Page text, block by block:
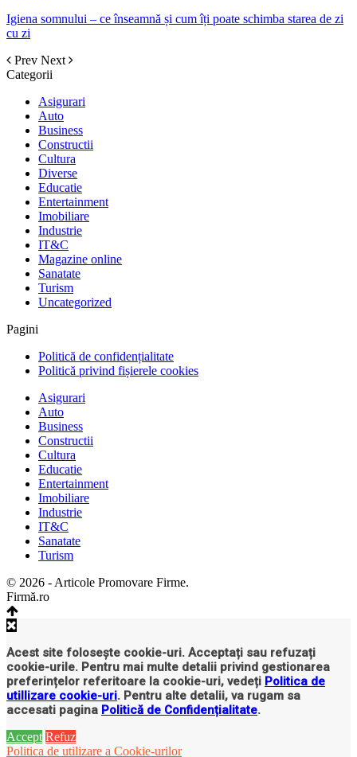
Igiena somnului – ce înseamnă și cum îți poate schimba starea de zi
cu zi
Prev Next
Categorii
Asigurari
Auto
Business
Constructii
Cultura
Diverse
Educatie
Entertainment
Imobiliare
Industrie
IT&C
Magazine online
Sanatate
Turism
Uncategorized
Pagini
Politică de confidențialitate
Politică privind fișierele cookies
Asigurari
Auto
Business
Constructii
Cultura
Educatie
Entertainment
Imobiliare
Industrie
IT&C
Sanatate
Turism
© 2026 - Articole Promovare Firme.
Firmă.ro
Acest site folosește cookie-uri. Acceptați sau refuzați
cookie-urile. Pentru mai multe detalii privind gestionarea
preferințelor referitoare la cookie-uri, vedeți Politica de
utillizare cookie-uri. Pentru alte detalii, va rugam sa
accesati pagina Politică de Confidențialitate.
Accept Refuz
Politica de utilizare a Cookie-urilor